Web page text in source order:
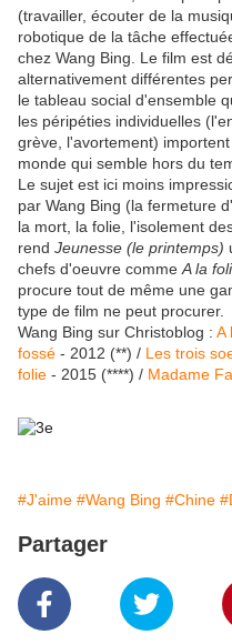
(travailler, écouter de la
robotique de la tâche
chez Wang Bing. Le film est
alternativement différentes
le tableau social d'ensemble
les péripéties individuelles
grève, l'avortement)
monde qui semble hors du
Le sujet est ici moins
par Wang Bing (la fermeture
la mort, la folie, l'isolement
rend Jeunesse (le printemps)
chefs d'oeuvre comme A la
procure tout de même une
type de film ne peut procurer.
Wang Bing sur Christoblog : A
fossé - 2012 (**) / Les trois
folie - 2015 (****) / Madame
#J'aime #Wang Bing #Chine
Partager